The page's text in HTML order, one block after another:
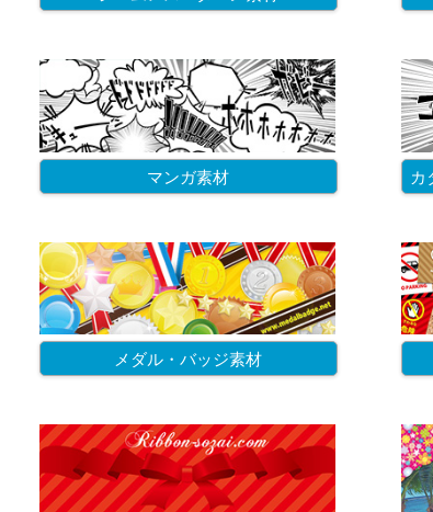
マンガ素材 カ
メダル・バッジ素材